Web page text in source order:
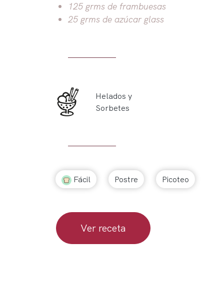
125 grms de frambuesas
25 grms de azúcar glass
Helados y
Sorbetes
Fácil Postre Picoteo
Ver receta